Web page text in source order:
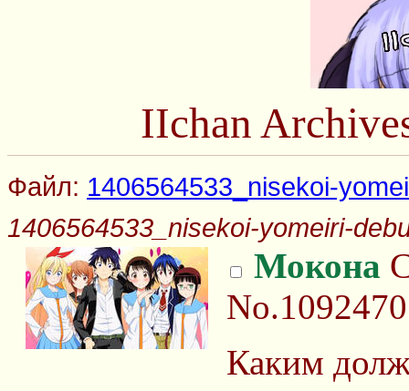
IIchan
Файл: 1406564533_nisekoi-
1406564533_nisekoi-yomeiri-
Мокона
No.1092470
Каким